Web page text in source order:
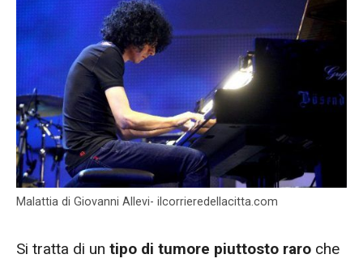
Malattia di Giovanni Allevi- ilcorrieredellacitta.com
Si tratta di un tipo di tumore piuttosto raro che